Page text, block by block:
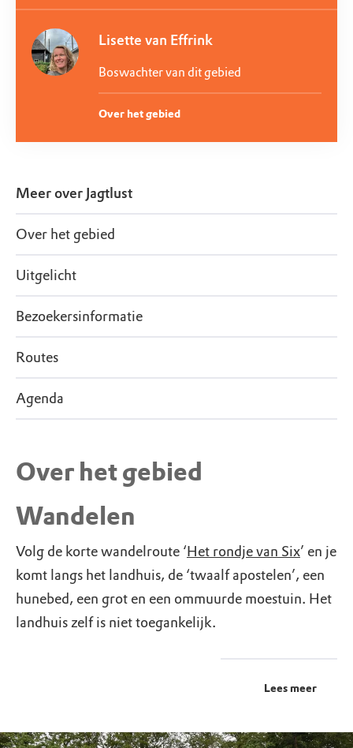
Lisette van Effrink
Boswachter van dit gebied
Over het gebied
Meer over Jagtlust
Over het gebied
Uitgelicht
Bezoekersinformatie
Routes
Agenda
Over het gebied
Wandelen
Volg de korte wandelroute ‘Het rondje van Six’ en je
komt langs het landhuis, de ‘twaalf apostelen’, een
hunebed, een grot en een ommuurde moestuin. Het
landhuis zelf is niet toegankelijk.
Lees meer